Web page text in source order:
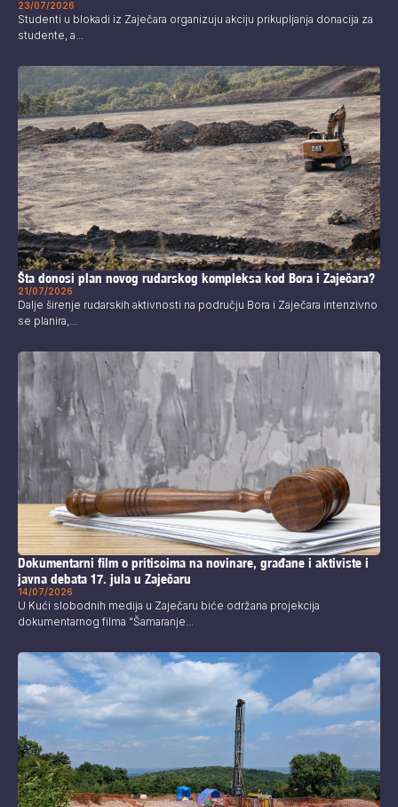
23/07/2026
Studenti u blokadi iz Zaječara organizuju akciju prikupljanja donacija za
studente, a...
Šta donosi plan novog rudarskog kompleksa kod Bora i Zaječara?
21/07/2026
Dalje širenje rudarskih aktivnosti na području Bora i Zaječara intenzivno
se planira,...
Dokumentarni film o pritiscima na novinare, građane i aktiviste i
javna debata 17. jula u Zaječaru
14/07/2026
U Kući slobodnih medija u Zaječaru biće održana projekcija
dokumentarnog filma “Šamaranje...